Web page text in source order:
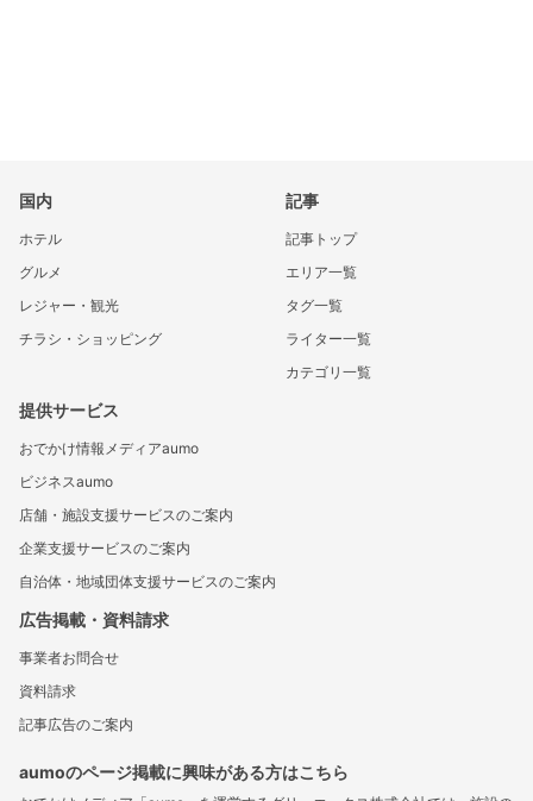
国内
ホテル
グルメ
レジャー・観光
チラシ・ショッピング
記事
記事トップ
エリア一覧
タグ一覧
ライター一覧
カテゴリ一覧
提供サービス
おでかけ情報メディアaumo
ビジネスaumo
店舗・施設支援サービスのご案内
企業支援サービスのご案内
自治体・地域団体支援サービスのご案内
広告掲載・資料請求
事業者お問合せ
資料請求
記事広告のご案内
aumoのページ掲載に興味がある方はこちら